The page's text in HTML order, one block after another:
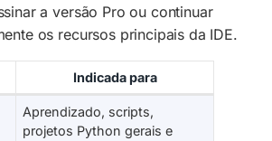
a versão Pro ou continuar
os recursos principais da IDE.
Indicada para
Aprendizado, scripts,
projetos Python gerais e